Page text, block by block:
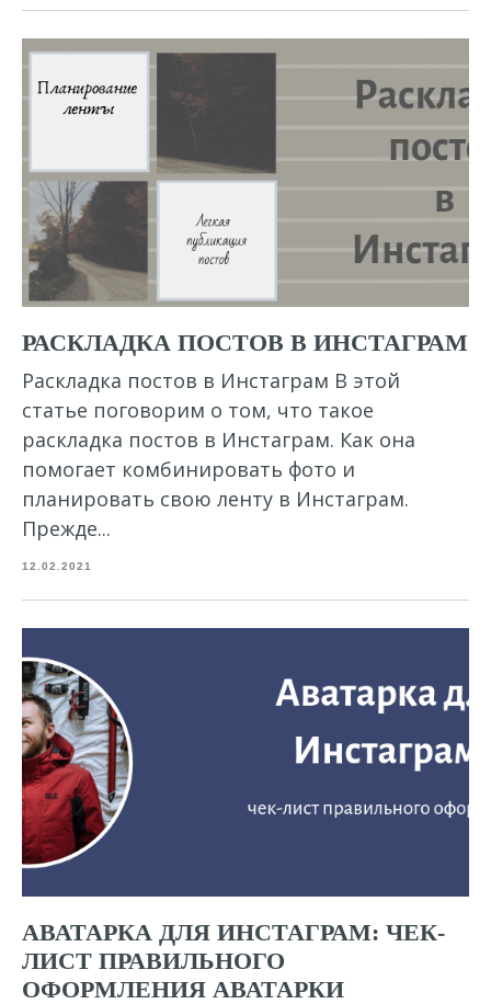
РАСКЛАДКА ПОСТОВ В ИНСТАГРАМ
Раскладка постов в Инстаграм В этой
статье поговорим о том, что такое
раскладка постов в Инстаграм. Как она
помогает комбинировать фото и
планировать свою ленту в Инстаграм.
Прежде...
12.02.2021
АВАТАРКА ДЛЯ ИНСТАГРАМ: ЧЕК-
ЛИСТ ПРАВИЛЬНОГО
ОФОРМЛЕНИЯ АВАТАРКИ